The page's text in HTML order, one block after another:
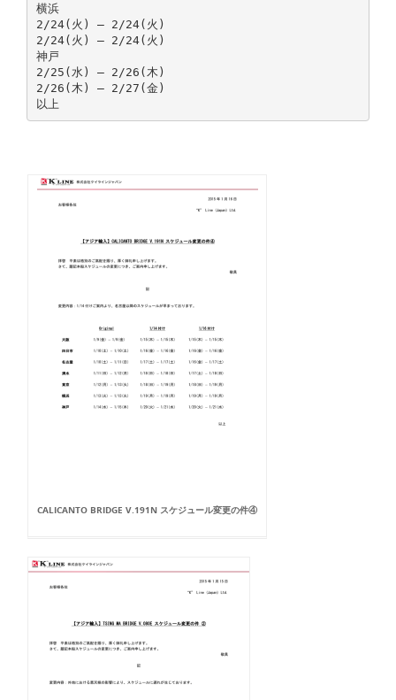
横浜
2/24(火) – 2/24(火)
2/24(火) – 2/24(火)
神戸
2/25(水) – 2/26(木)
2/26(木) – 2/27(金)
CALICANTO BRIDGE V.191N スケジュール変更の件④